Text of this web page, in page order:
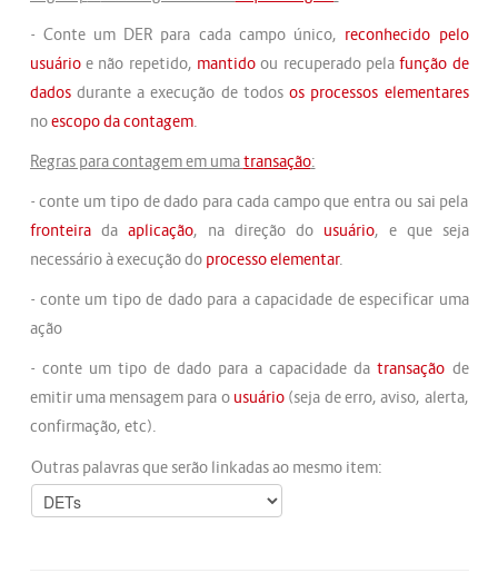
- Conte um DER para cada campo único, reconhecido pelo
usuárioe não repetido, mantidoou recuperado pelafunção de
dadosdurante a execução de todos os processos elementares
noescopo da contagem.
Regras para contagem em umatransação:
- conte um tipo de dado para cada campo que entra ou sai pela
fronteirada aplicação, na direção do usuário, e que seja
necessário à execução do processo elementar.
- conte um tipo de dado para a capacidade de especificar uma
ação
- conte um tipo de dado para a capacidade datransação de
emitir uma mensagem para o usuário (seja de erro, aviso, alerta,
confirmação, etc).
Outras palavras que serão linkadas ao mesmo item: